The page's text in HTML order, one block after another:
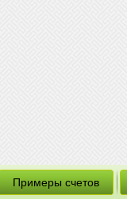
Примеры счетов